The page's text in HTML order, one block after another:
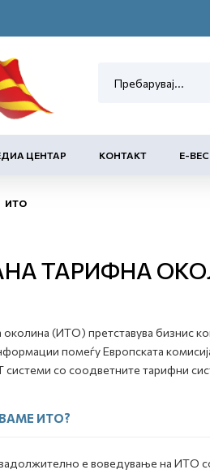
ЦЕНТАР КОНТАКТ Е-
ИТО
ТАРИФНА
(ИТО) претставува бизнис
помеѓу Европската
системи со соодветните тарифни
ИТО?
е воведување на ИТО